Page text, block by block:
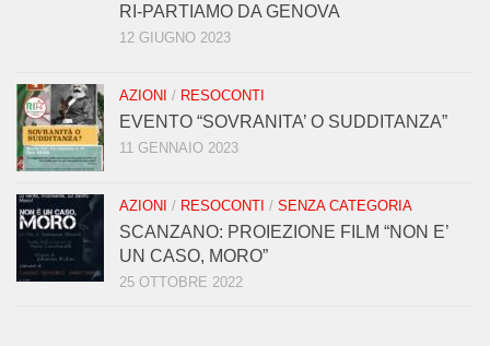
RI-PARTIAMO DA GENOVA
12 GIUGNO 2023
AZIONI / RESOCONTI
EVENTO “SOVRANITA’ O SUDDITANZA”
11 GENNAIO 2023
AZIONI / RESOCONTI / SENZA CATEGORIA
SCANZANO: PROIEZIONE FILM “NON E’
UN CASO, MORO”
25 OTTOBRE 2022